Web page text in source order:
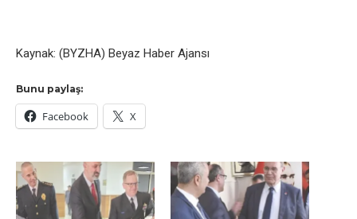
Kaynak: (BYZHA) Beyaz Haber Ajansı
Bunu paylaş:
Facebook X